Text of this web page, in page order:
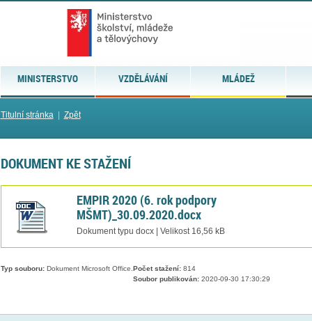
MINISTERSTVO VZDĚLÁVÁNÍ MLÁDEŽ
Titulní stránka| Zpět
DOKUMENT KE STAŽENÍ
EMPIR 2020 (6. rok podpory
MŠMT)_30.09.2020.docx
Dokument typu docx | Velikost 16,56 kB
Typ souboru:Dokument Microsoft Office. Počet stažení:814
Soubor publikován:2020-09-30 17:30:29